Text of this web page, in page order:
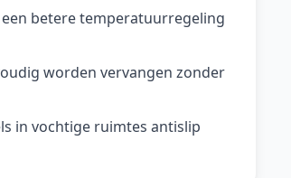
betere temperatuurregeling
worden vervangen zonder
in vochtige ruimtes antislip